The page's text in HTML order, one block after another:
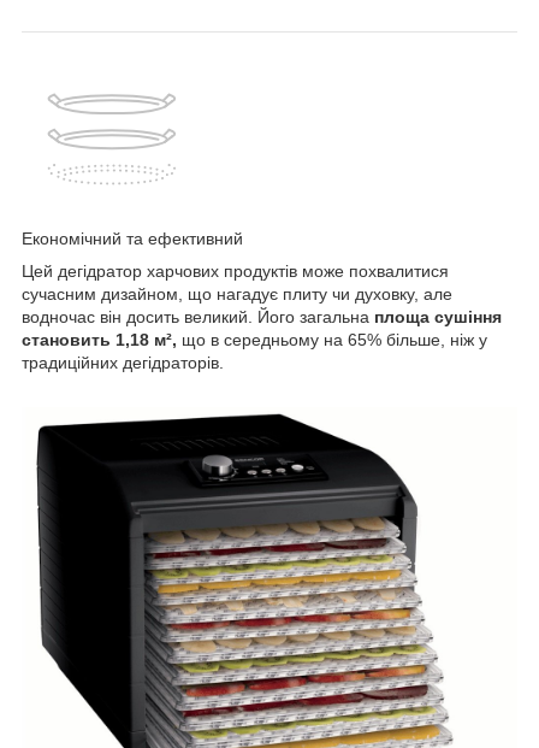
Економічний та ефективний
Цей дегідратор харчових продуктів може похвалитися
сучасним дизайном, що нагадує плиту чи духовку, але
водночас він досить великий. Його загальна площа сушіння
становить 1,18 м², що в середньому на 65% більше, ніж у
традиційних дегідраторів.